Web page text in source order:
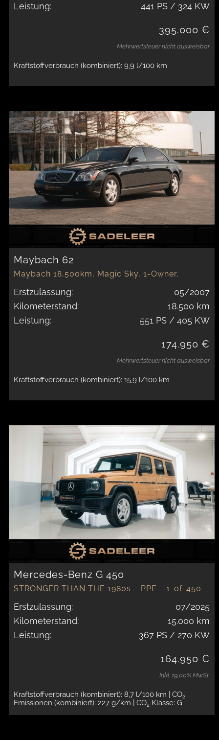
Leistung:
441 PS / 324 KW
395.000 €
Mehrwertsteuer nicht ausweisbar
Kraftstoffverbrauch (kombiniert): 9,9 l/100 km
Maybach 62
Maybach 18,500km, Magic Sky, 1-Owner,
Erstzulassung:
05/2007
Kilometerstand:
18.500 km
Leistung:
551 PS / 405 KW
174.950 €
Mehrwertsteuer nicht ausweisbar
Kraftstoffverbrauch (kombiniert): 15,9 l/100 km
Mercedes-Benz G 450
STRONGER THAN THE 1980s – PPF – 1-of-450
Erstzulassung:
07/2025
Kilometerstand:
15.000 km
Leistung:
367 PS / 270 KW
164.950 €
Inkl. 19,00% MwSt.
Kraftstoffverbrauch (kombiniert): 8,7 l/100 km | CO2
Emissionen (kombiniert): 227 g/km | CO2 Klasse: G